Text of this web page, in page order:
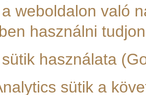
weboldalon való
használni
használata
sütik a